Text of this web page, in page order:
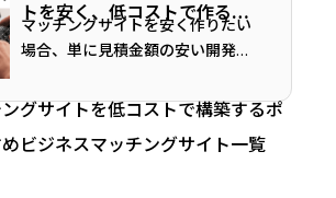
トを安く、低コストで作る方
法。初期費用を抑える設計と
マッチングサイトを安く作りたい
場合、単に見積金額の安い開発会
性があります。 マッチングサイト
検索、掲載、問い合わせ、メッセ
グサイトを低コストで構築するポ
ビジネスマッチングサイト一覧